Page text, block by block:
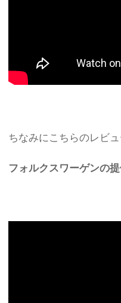
ちなみにこちらのレビ
フォルクスワーゲンの